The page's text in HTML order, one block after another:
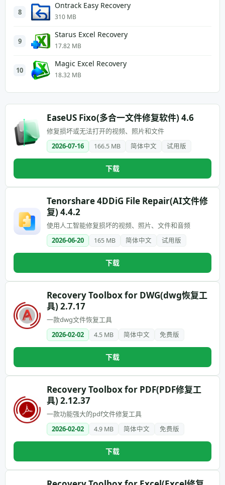
8
Ontrack Easy Recovery
310 MB
9
Starus Excel Recovery
17.82 MB
10
Magic Excel Recovery
18.32 MB
EaseUS Fixo(多合一文件修复软件) 4.6
修复损坏或无法打开的视频、照片和文件
2026-07-16
166.5 MB 简体中文 试用版
下载
Tenorshare 4DDiG File Repair(AI文件修
复) 4.4.2
使用人工智能修复损坏的视频、照片、文件和音频
2026-06-20
165 MB 简体中文 试用版
下载
Recovery Toolbox for DWG(dwg恢复工
具) 2.7.17
一款dwg文件恢复工具
2026-02-02
4.5 MB 简体中文 免费版
下载
Recovery Toolbox for PDF(PDF修复工
具) 2.12.37
一款功能强大的pdf文件修复工具
2026-02-02
4.9 MB 简体中文 免费版
下载